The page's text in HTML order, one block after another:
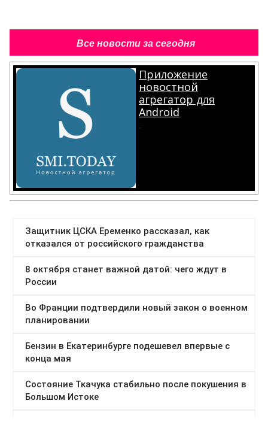
Все новости за сегодня
Приложение
новостной
агрегатор для
Android
.